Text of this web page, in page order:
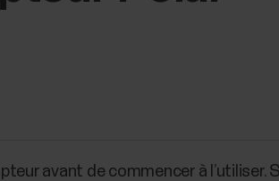
avant de commencer à l’utiliser.